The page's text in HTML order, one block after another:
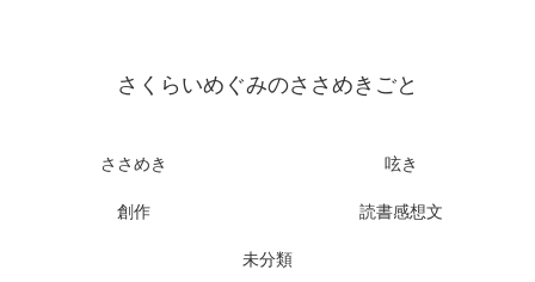
さくらいめぐみのささめきごと
ささめき 呟き
創作 読書感想文
未分類